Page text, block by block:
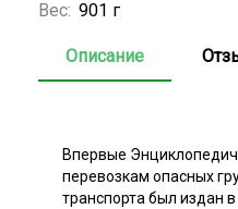
Вес: 901 г
Описание
Впервые
перевозкам опасных
транспорта был издан